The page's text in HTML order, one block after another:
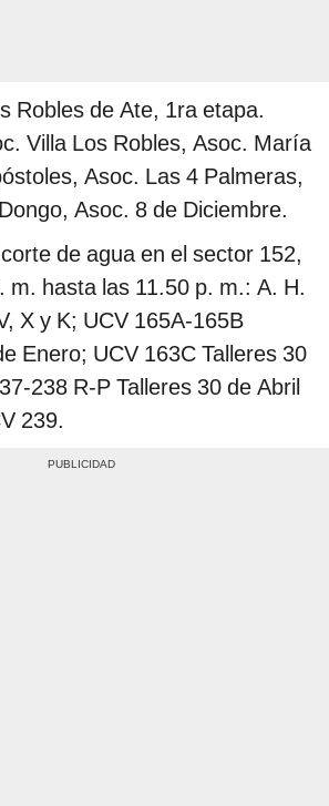
Robles de Ate, 1ra etapa.
Villa Los Robles, Asoc. María
Asoc. Las 4 Palmeras,
Asoc. 8 de Diciembre.
de agua en el sector 152,
m. hasta las 11.50 p. m.: A. H.
X y K; UCV 165A-165B
Enero; UCV 163C Talleres 30
238 R-P Talleres 30 de Abril
239.